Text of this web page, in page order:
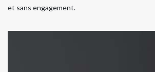
et sans engagement.